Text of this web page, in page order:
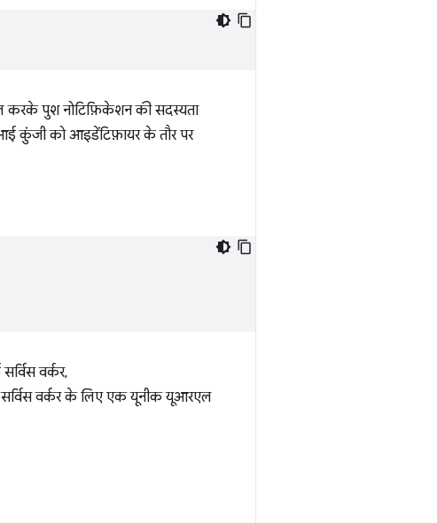
करके पुश नोटिफ़िकेशन की सदस्यता
कुंजी को आइडेंटिफ़ायर के तौर पर
वर्कर,
वर्कर के लिए एक यूनीक यूआरएल